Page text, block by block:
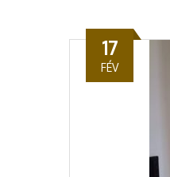
17
FÉV